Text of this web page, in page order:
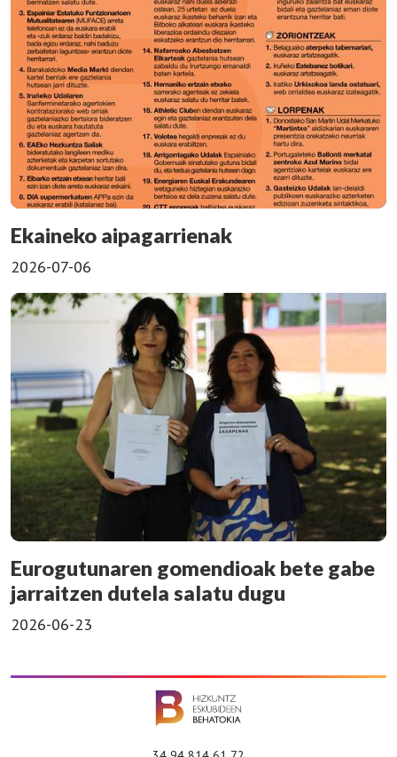
Ekaineko aipagarrienak
2026-07-06
Eurogutunaren gomendioak bete gabe
jarraitzen dutela salatu dugu
2026-06-23